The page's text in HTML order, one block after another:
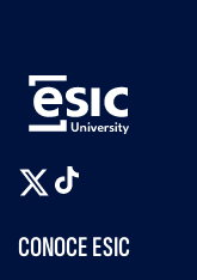
CONOCE ESIC